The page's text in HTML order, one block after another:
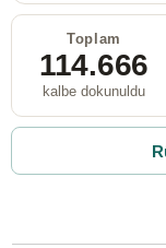
Toplam
114.666
kalbe dokunuldu